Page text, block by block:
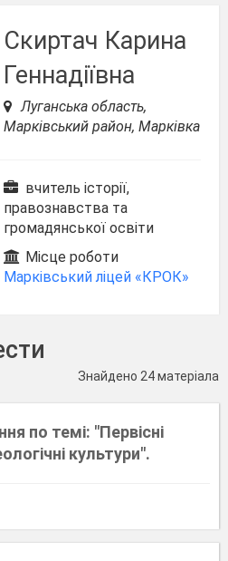
Скиртач Карина
Геннадіївна
Луганська область,
Марківський район, Марківка
вчитель історії,
правознавства та
громадянської освіти
Місце роботи
Марківський ліцей «КРОК»
Знайдено 24 матеріала
по темі: "Первісні
культури".